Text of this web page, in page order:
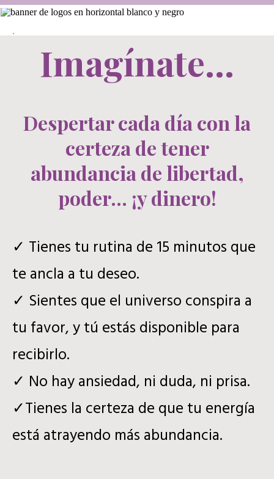
.
Imagínate...
Despertar cada día con la
certeza de tener
abundancia de libertad,
poder... ¡y dinero!
✓ Tienes tu rutina de 15 minutos que
te ancla a tu deseo.
✓ Sientes que el universo conspira a
tu favor, y tú estás disponible para
recibirlo.
✓ No hay ansiedad, ni duda, ni prisa.
✓Tienes la certeza de que tu energía
está atrayendo más abundancia.